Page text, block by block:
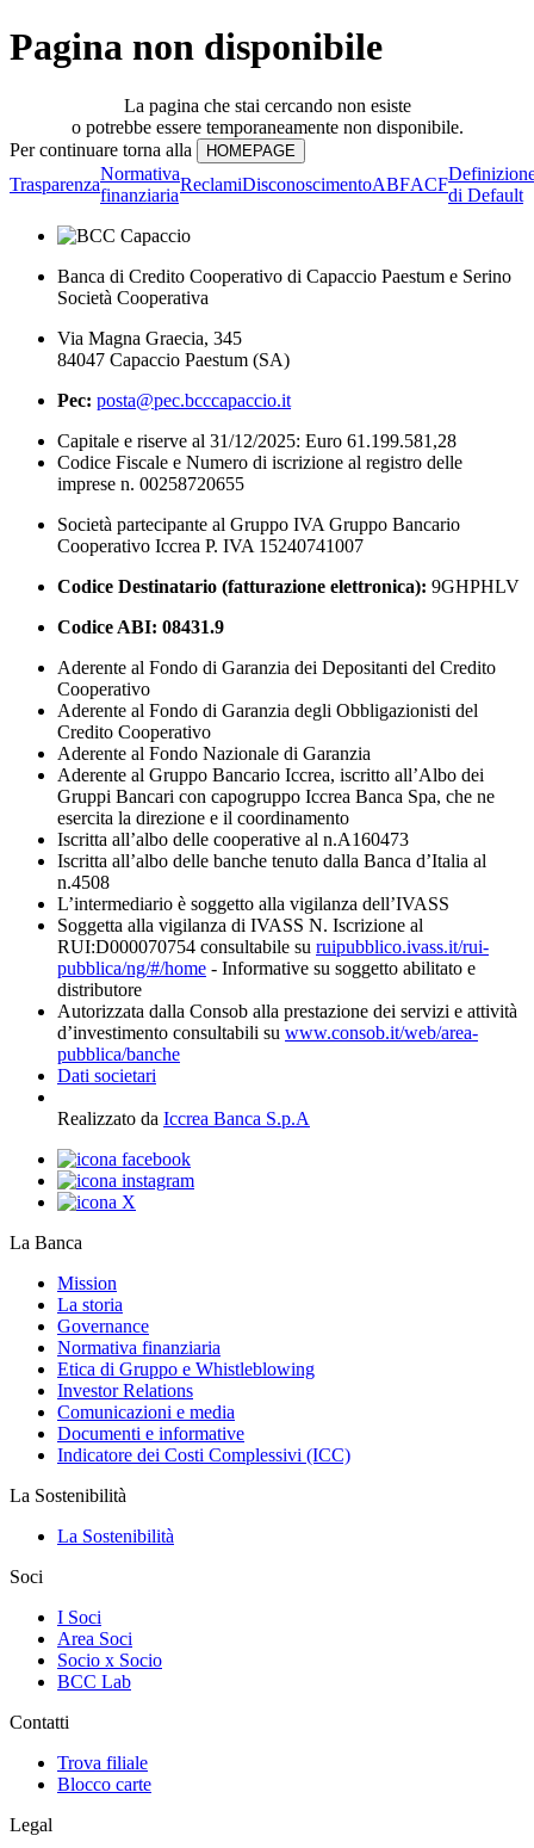
Pagina non disponibile
La pagina che stai cercando non esiste
o potrebbe essere temporaneamente non disponibile.
Per continuare torna alla
Trasparenza
Normativa
finanziaria
ReclamiDisconoscimentoABFACF
di Default
Banca di Credito Cooperativo di Capaccio Paestum e Serino
Società Cooperativa
Via Magna Graecia, 345
84047 Capaccio Paestum (SA)
Pec: posta@pec.bcccapaccio.it
Capitale e riserve al 31/12/2025: Euro 61.199.581,28
Codice Fiscale e Numero di iscrizione al registro delle
imprese n. 00258720655
Società partecipante al Gruppo IVA Gruppo Bancario
Cooperativo Iccrea P. IVA 15240741007
Codice Destinatario (fatturazione elettronica): 9GHPHLV
Codice ABI: 08431.9
Aderente al Fondo di Garanzia dei Depositanti del Credito
Cooperativo
Aderente al Fondo di Garanzia degli Obbligazionisti del
Credito Cooperativo
Aderente al Fondo Nazionale di Garanzia
Aderente al Gruppo Bancario Iccrea, iscritto all’Albo dei
Gruppi Bancari con capogruppo Iccrea Banca Spa, che ne
esercita la direzione e il coordinamento
Iscritta all’albo delle cooperative al n.A160473
Iscritta all’albo delle banche tenuto dalla Banca d’Italia al
n.4508
L’intermediario è soggetto alla vigilanza dell’IVASS
Soggetta alla vigilanza di IVASS N. Iscrizione al
RUI:D000070754 consultabile su ruipubblico.ivass.it/rui-
pubblica/ng/#/home - Informative su soggetto abilitato e
distributore
Autorizzata dalla Consob alla prestazione dei servizi e attività
d’investimento consultabili su www.consob.it/web/area-
pubblica/banche
Dati societari
Realizzato da Iccrea Banca S.p.A
La Banca
Mission
La storia
Governance
Normativa finanziaria
Etica di Gruppo e Whistleblowing
Investor Relations
Comunicazioni e media
Documenti e informative
Indicatore dei Costi Complessivi (ICC)
La Sostenibilità
La Sostenibilità
Soci
I Soci
Area Soci
Socio x Socio
BCC Lab
Contatti
Trova filiale
Blocco carte
Legal